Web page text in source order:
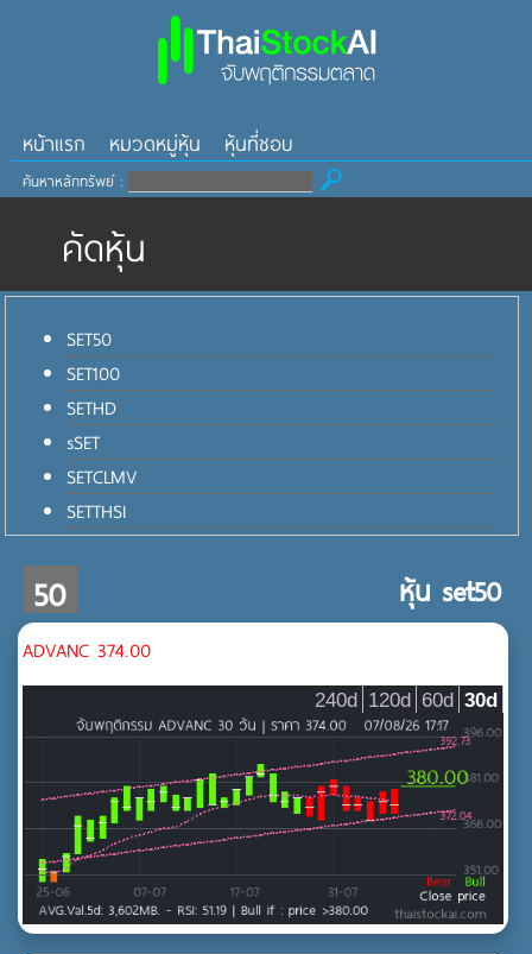
หน้าแรก หมวดหมู่หุ้น หุ้นที่ชอบ
ค้นหาหลักทรัพย์ :
คัดหุ้น
SET50
SET100
SETHD
sSET
SETCLMV
SETTHSI
MAI
SET
SET
ทรัพยากร
MAI
50 หุ้น set50
ADVANC 374.00
30d
60d
120d
240d